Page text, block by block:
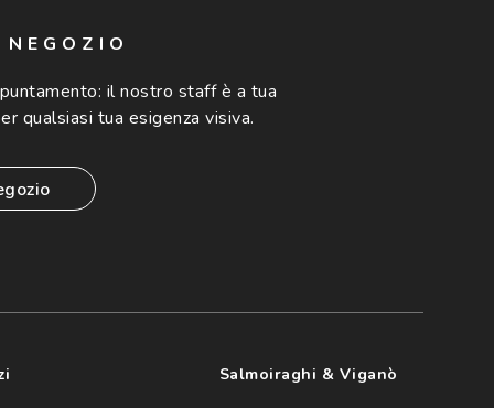
il nostro staff è a tua
qualsiasi tua esigenza visiva.
Salmoiraghi & Viganò